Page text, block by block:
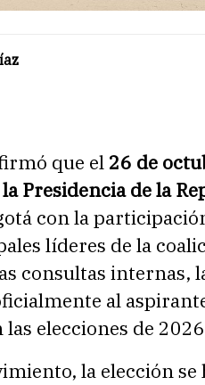
que el 26 de
Presidencia de la
con la
líderes de la
consultas internas,
al
elecciones de
la elección se